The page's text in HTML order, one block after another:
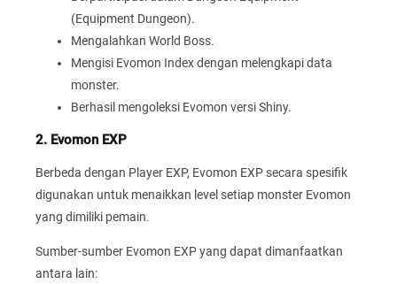
(Equipment Dungeon).
Mengalahkan World Boss.
Mengisi Evomon Index dengan melengkapi data
monster.
Berhasil mengoleksi Evomon versi Shiny.
2. Evomon EXP
Berbeda dengan Player EXP, Evomon EXP secara spesifik
digunakan untuk menaikkan level setiap monster Evomon
yang dimiliki pemain.
Sumber-sumber Evomon EXP yang dapat dimanfaatkan
antara lain: